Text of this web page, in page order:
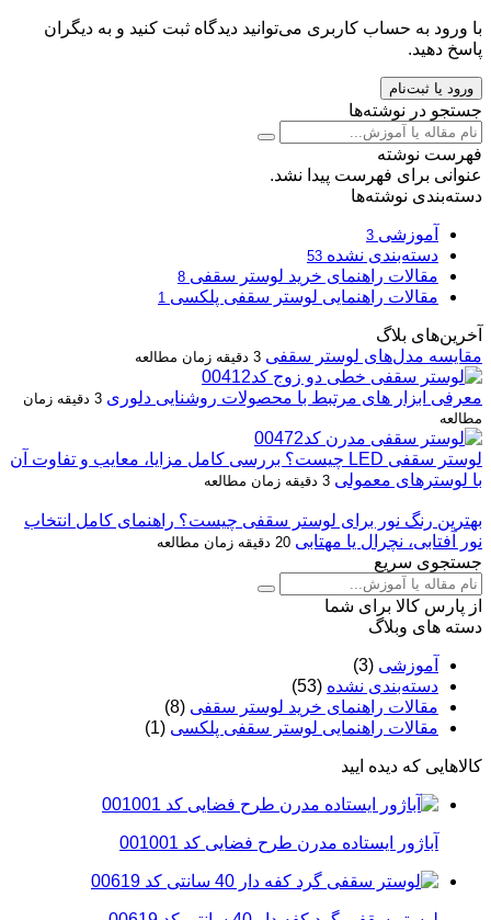
با ورود به حساب کاربری می‌توانید دیدگاه ثبت کنید و به دیگران
پاسخ دهید.
ورود یا ثبت‌نام
جستجو در نوشته‌ها
فهرست نوشته
عنوانی برای فهرست پیدا نشد.
دسته‌بندی نوشته‌ها
آموزشی 3
دسته‌بندی نشده 53
مقالات راهنمای خرید لوستر سقفی 8
مقالات راهنمایی لوستر سقفی پلکسی 1
آخرین‌های بلاگ
مقایسه مدل‌های لوستر سقفی 3 دقیقه زمان مطالعه
معرفی ابزار های مرتبط با محصولات روشنایی دلوری
3 دقیقه زمان
مطالعه
لوستر سقفی LED چیست؟ بررسی کامل مزایا، معایب و تفاوت آن
با لوسترهای معمولی 3 دقیقه زمان مطالعه
بهترین رنگ نور برای لوستر سقفی چیست؟ راهنمای کامل انتخاب
نور آفتابی، نچرال یا مهتابی 20 دقیقه زمان مطالعه
جستجوی سریع
از پارس کالا برای شما
دسته های وبلاگ
آموزشی (3)
دسته‌بندی نشده (53)
مقالات راهنمای خرید لوستر سقفی (8)
مقالات راهنمایی لوستر سقفی پلکسی (1)
کالاهایی که دیده ایید
آباژور ایستاده مدرن طرح فضایی کد 001001